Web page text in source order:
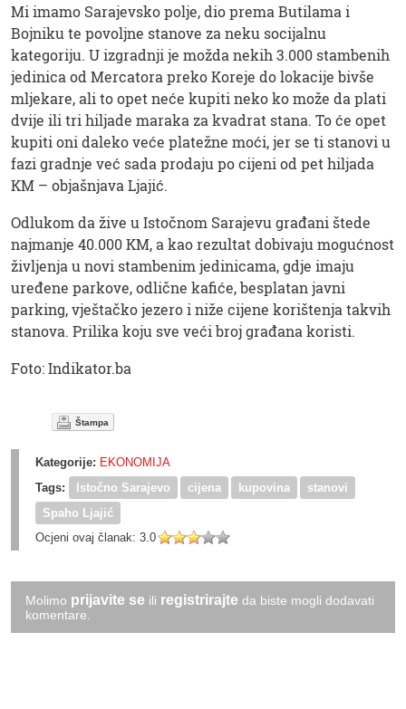
Mi imamo Sarajevsko polje, dio prema Butilama i
Bojniku te povoljne stanove za neku socijalnu
kategoriju. U izgradnji je možda nekih 3.000 stambenih
jedinica od Mercatora preko Koreje do lokacije bivše
mljekare, ali to opet neće kupiti neko ko može da plati
dvije ili tri hiljade maraka za kvadrat stana. To će opet
kupiti oni daleko veće platežne moći, jer se ti stanovi u
fazi gradnje već sada prodaju po cijeni od pet hiljada
KM – objašnjava Ljajić.
Odlukom da žive u Istočnom Sarajevu građani štede
najmanje 40.000 KM, a kao rezultat dobivaju mogućnost
življenja u novi stambenim jedinicama, gdje imaju
uređene parkove, odlične kafiće, besplatan javni
parking, vještačko jezero i niže cijene korištenja takvih
stanova. Prilika koju sve veći broj građana koristi.
Foto: Indikator.ba
Štampa
Kategorije: EKONOMIJA
Tags:
Istočno Sarajevo cijena kupovina
stanovi
Spaho Ljajić
Ocjeni ovaj članak: 3.0
Molimo prijavite se ili registrirajte da biste mogli dodavati
komentare.